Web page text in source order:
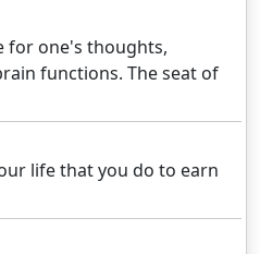
for one's thoughts,
functions. The seat of
life that you do to earn